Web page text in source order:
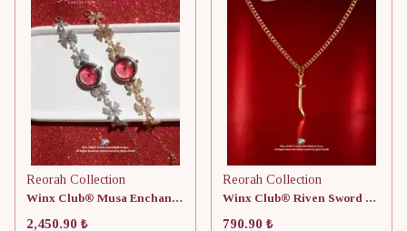
Reorah Collection
Winx Club® Musa Enchantix Saat
2,450.90 ₺
Reorah Collection
Winx Club® Riven Sword Kolye
790.90 ₺